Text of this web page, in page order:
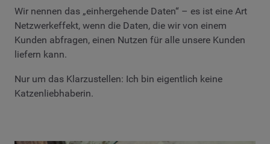
Wir nennen das „einhergehende Daten“ – es ist eine Art
Netzwerkeffekt, wenn die Daten, die wir von einem
Kunden abfragen, einen Nutzen für alle unsere Kunden
liefern kann.
Nur um das Klarzustellen: Ich bin eigentlich keine
Katzenliebhaberin.